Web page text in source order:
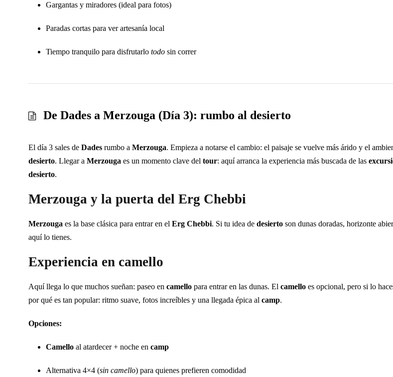
Gargantas y miradores (ideal para fotos)
Paradas cortas para ver artesanía local
Tiempo tranquilo para disfrutarlo todo sin correr
De Dades a Merzouga (Día 3): rumbo al desierto
El día 3 sales de Dades rumbo a Merzouga. Empieza a notarse el cambio: el paisaje se vuelve más árido y el
desierto. Llegar a Merzouga es un momento clave del tour: aquí arranca la experiencia más buscada de las
desierto.
Merzouga y la puerta del Erg Chebbi
Merzouga es la base clásica para entrar en el Erg Chebbi. Si tu idea de desierto son dunas doradas, horizonte
aquí lo tienes.
Experiencia en camello
Aquí llega lo que muchos sueñan: paseo en camello para entrar en las dunas. El camello es opcional, pero si lo
por qué es tan popular: ritmo suave, fotos increíbles y una llegada épica al camp.
Opciones:
Camello al atardecer + noche en camp
Alternativa 4×4 (sin camello) para quienes prefieren comodidad